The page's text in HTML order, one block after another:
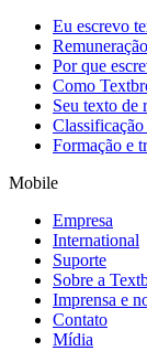
Eu escrevo
Por que
Como
Seu texto de
Formação e
Mobile
Empresa
International
Suporte
Sobre a
Imprensa e
Contato
Mídia